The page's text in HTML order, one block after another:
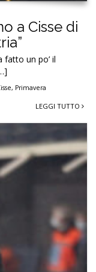
a Cisse di
fatto un po’ il
, Primavera
LEGGI TUTTO